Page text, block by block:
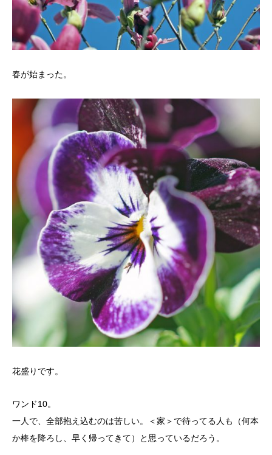
春が始まった。
花盛りです。
ワンド10。
一人で、全部抱え込むのは苦しい。＜家＞で待ってる人も（何本
か棒を降ろし、早く帰ってきて）と思っているだろう。